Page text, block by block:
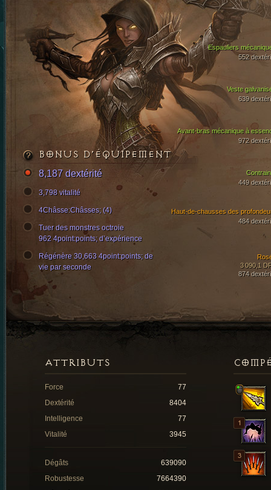
Veste
639
Avant-bras mécanique à
972
Espauliers
552
Haut-de-chausses des
484
3 090,1
874
449
BONUS D’ÉQUIPEMENT
8,187 dextérité
3,798 vitalité
4Châsse:Châsses; (4)
Tuer des monstres octroie
962 4point:points; d’expérience
Régénère 30,663 4point:points; de
vie par seconde
ATTRIBUTS
Force
77
Dextérité
8404
Intelligence
77
Vitalité
3945
Dégâts
639090
Robustesse
7664390